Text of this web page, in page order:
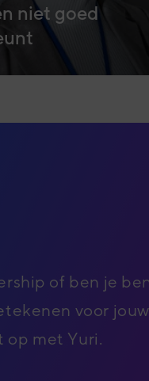
niet goed
of ben je
voor jouw
op met Yuri.